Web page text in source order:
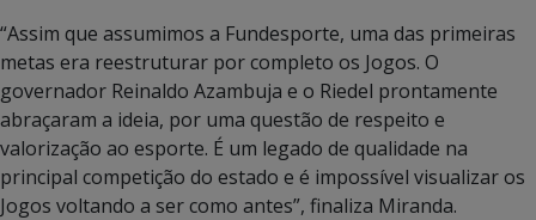
“Assim que assumimos a Fundesporte, uma das primeiras
metas era reestruturar por completo os Jogos. O
governador Reinaldo Azambuja e o Riedel prontamente
abraçaram a ideia, por uma questão de respeito e
valorização ao esporte. É um legado de qualidade na
principal competição do estado e é impossível visualizar os
Jogos voltando a ser como antes”, finaliza Miranda.